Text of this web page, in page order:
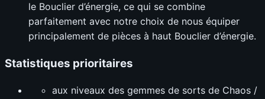
le Bouclier d’énergie, ce qui se combine
parfaitement avec notre choix de nous équiper
principalement de pièces à haut Bouclier d’énergie.
Statistiques prioritaires
aux niveaux des gemmes de sorts de Chaos /